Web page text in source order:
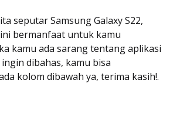
seputar Samsung Galaxy S22,
bermanfaat untuk kamu
kamu ada sarang tentang aplikasi
dibahas, kamu bisa
kolom dibawah ya, terima kasih!.